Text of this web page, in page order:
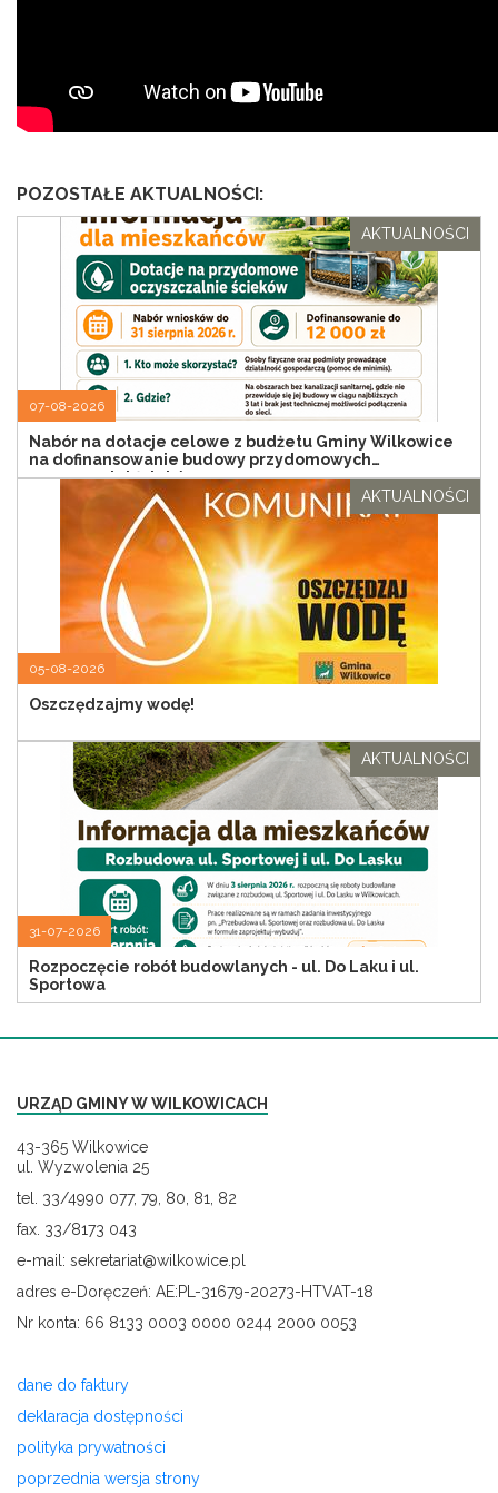
POZOSTAŁE AKTUALNOŚCI:
07-08-2026
Nabór na dotacje celowe z budżetu Gminy Wilkowice
na dofinansowanie budowy przydomowych
oczyszczalni ścieków
AKTUALNOŚCI
05-08-2026
Oszczędzajmy wodę!
AKTUALNOŚCI
31-07-2026
Rozpoczęcie robót budowlanych - ul. Do Laku i ul.
Sportowa
AKTUALNOŚCI
URZĄD GMINY W WILKOWICACH
43-365 Wilkowice
ul. Wyzwolenia 25
tel. 33/4990 077, 79, 80, 81, 82
fax. 33/8173 043
e-mail: sekretariat@wilkowice.pl
adres e-Doręczeń: AE:PL-31679-20273-HTVAT-18
Nr konta: 66 8133 0003 0000 0244 2000 0053
dane do faktury
deklaracja dostępności
polityka prywatności
poprzednia wersja strony